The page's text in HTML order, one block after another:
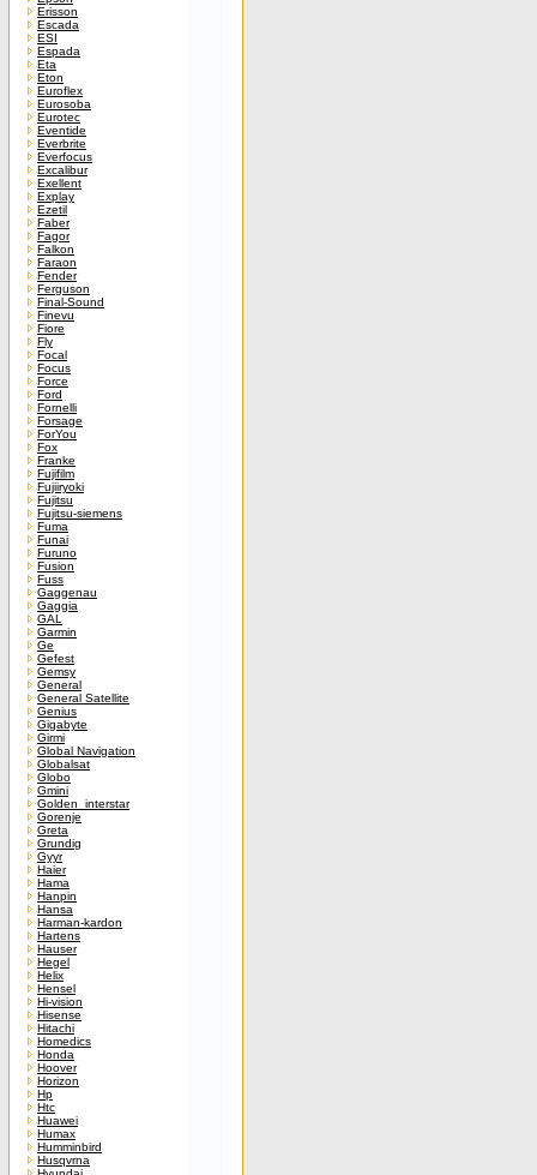
Erisson
Escada
ESI
Espada
Eta
Eton
Euroflex
Eurosoba
Eurotec
Eventide
Everbrite
Everfocus
Excalibur
Exellent
Explay
Ezetil
Faber
Fagor
Falkon
Faraon
Fender
Ferguson
Final-Sound
Finevu
Fiore
Fly
Focal
Focus
Force
Ford
Fornelli
Forsage
ForYou
Fox
Franke
Fujifilm
Fujiiryoki
Fujitsu
Fujitsu-siemens
Fuma
Funai
Furuno
Fusion
Fuss
Gaggenau
Gaggia
GAL
Garmin
Ge
Gefest
Gemsy
General
General Satellite
Genius
Gigabyte
Girmi
Global Navigation
Globalsat
Globo
Gmini
Golden_interstar
Gorenje
Greta
Grundig
Gyyr
Haier
Hama
Hanpin
Hansa
Harman-kardon
Hartens
Hauser
Hegel
Helix
Hensel
Hi-vision
Hisense
Hitachi
Homedics
Honda
Hoover
Horizon
Hp
Htc
Huawei
Humax
Humminbird
Husqvrna